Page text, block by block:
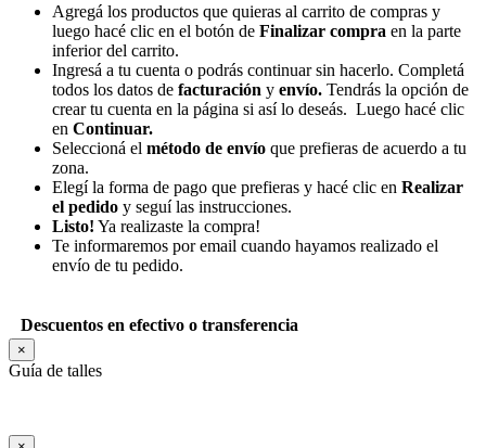
Agregá los productos que quieras al carrito de compras y
luego hacé clic en el botón de Finalizar compra en la parte
inferior del carrito.
Ingresá a tu cuenta o podrás continuar sin hacerlo. Completá
todos los datos de facturación y envío. Tendrás la opción de
crear tu cuenta en la página si así lo deseás. Luego hacé clic
en Continuar.
Seleccioná el método de envío que prefieras de acuerdo a tu
zona.
Elegí la forma de pago que prefieras y hacé clic en Realizar
el pedido y seguí las instrucciones.
Listo! Ya realizaste la compra!
Te informaremos por email cuando hayamos realizado el
envío de tu pedido.
Descuentos en efectivo o transferencia
×
Guía de talles